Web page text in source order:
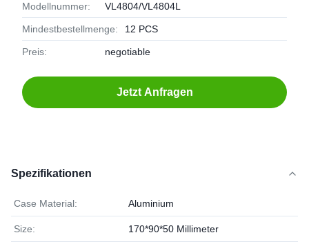
Modellnummer: VL4804/VL4804L
Mindestbestellmenge: 12 PCS
Preis: negotiable
Jetzt Anfragen
Spezifikationen
Case Material: Aluminium
Size: 170*90*50 Millimeter